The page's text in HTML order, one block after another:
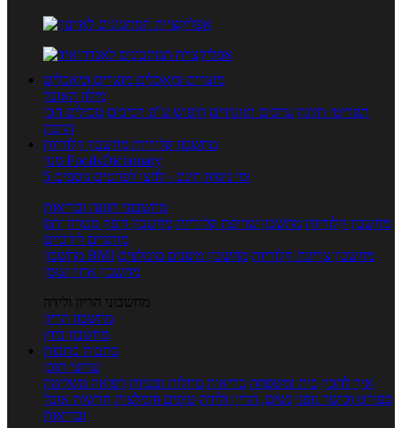
מוצרים ומאכלים מוצרים ומאכלים
מילון האוכל
תפריטי תזונה ערכים תזונתיים חיפוש ע"פ רכיבים מכילים הכי
הרבה
מחשבון קלוריות מחשבון קלוריות
מנוי FoodsDictionary
5 ימי ניסיון חינם - לחצו לפרטים נוספים
מחשבוני תזונה ובריאות
מחשבון קלוריות מחשבון שריפת קלוריות מחשבון דופק מטרה יחס
מותניים לירכיים
מחשבון BMI
מחשבון צריכת קלוריות מחשבון מינונים מומלצים
מחשבון אחוז שומן
מחשבוני הריון ולידה
מחשבון הריון
מחשבון ביוץ
כתבות כתבות
ערוצי תוכן
איך להכין בית ומשפחה בריאות מחלות ובעיות רפואה משלימה
ספורט וכושר גופני נשים, הריון ולידה טיפים והמלצות חדשות אוכל
ובריאות